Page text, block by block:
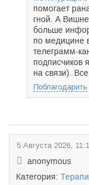
помогает
гной. А
больше
по медицине
телеграмм-
подписчиков
на связи).
Поблагодарить
5 Августа 2026,
anonymous
Категория: